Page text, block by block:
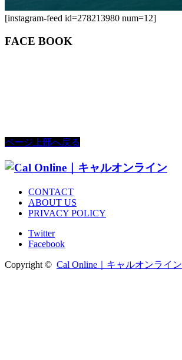
[instagram-feed id=278213980 num=12]
FACE BOOK
ページ上部へ戻る
CONTACT
ABOUT US
PRIVACY POLICY
Twitter
Facebook
Copyright © Cal Online｜キャルオンライン